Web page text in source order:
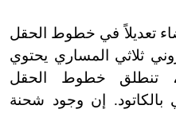
تعديلاً في خطوط الحقل
ثلاثي المساري يحتوي
تنطلق خطوط الحقل
بالكاتود. إن وجود شحنة